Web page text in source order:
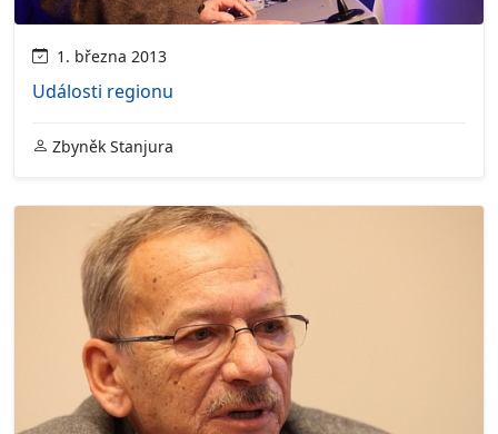
1. března 2013
Události regionu
Zbyněk Stanjura